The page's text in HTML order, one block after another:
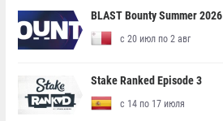
BLAST Bounty Summer 2026
с 20 июл по 2 авг
Stake Ranked Episode 3
с 14 по 17 июля